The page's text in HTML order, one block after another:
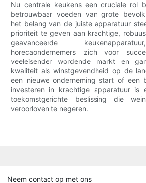
Nu centrale keukens een cruciale rol
betrouwbaar voeden van grote
het belang van de juiste apparatuur
prioriteit te geven aan krachtige,
geavanceerde
horecaondernemers zich voor
veeleisender wordende markt en
kwaliteit als winstgevendheid op de
een nieuwe onderneming start of een
investeren in krachtige apparatuur is
toekomstgerichte beslissing die
veroorloven te negeren.
Neem contact op met ons